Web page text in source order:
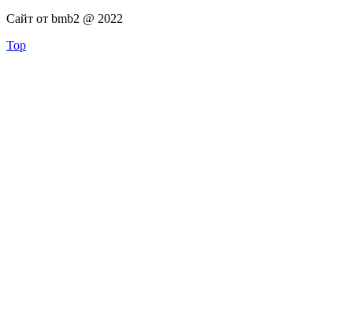
Сайт от bmb2 @ 2022
Top